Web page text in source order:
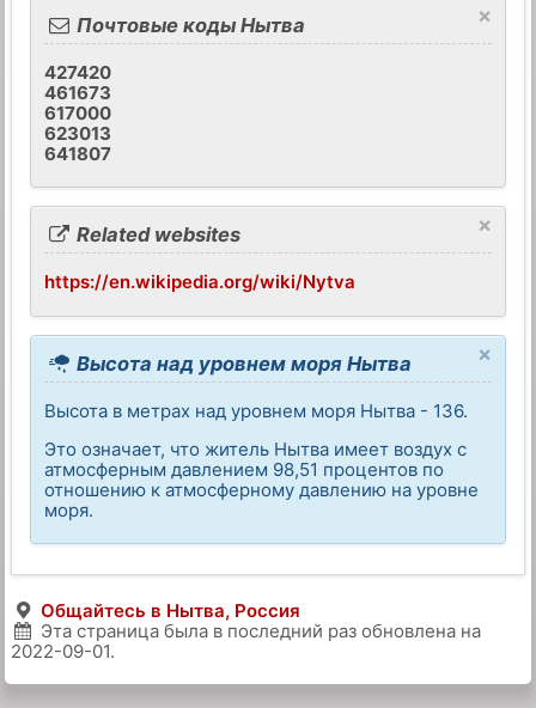
×
Почтовые коды Нытва
427420
461673
617000
623013
641807
×
Related websites
https://en.wikipedia.org/wiki/Nytva
×
Высота над уровнем моря Нытва
Высота в метрах над уровнем моря Нытва - 136.
Это означает, что житель Нытва имеет воздух с
атмосферным давлением 98,51 процентов по
отношению к атмосферному давлению на уровне
моря.
Общайтесь в Нытва, Россия
Эта страница была в последний раз обновлена на
2022-09-01.